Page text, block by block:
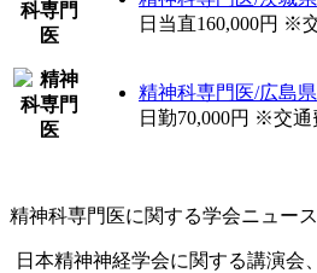
日当直160,000円 ※
精神科専門医/広島県
日勤70,000円 ※交
精神科専門医に関する学会ニュース
日本精神神経学会に関する講演会